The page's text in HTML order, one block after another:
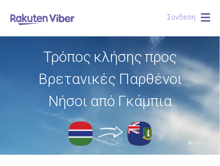
Σύνδεση
Τρόπος κλήσης προς
Βρετανικές Παρθένοι
Νήσοι από Γκάμπια